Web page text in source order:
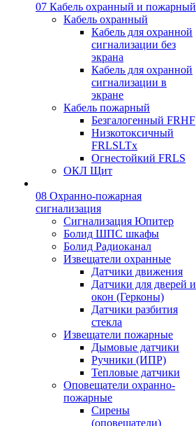
07 Кабель охранный и пожарный
Кабель охранный
Кабель для охранной
сигнализации без
экрана
Кабель для охранной
сигнализации в
экране
Кабель пожарный
Безгалогенный FRHF
Низкотоксичный
FRLSLTx
Огнестойкий FRLS
ОКЛ Щит
08 Охранно-пожарная
сигнализация
Сигнализация Юпитер
Болид ШПС шкафы
Болид Радиоканал
Извещатели охранные
Датчики движения
Датчики для дверей и
окон (Герконы)
Датчики разбития
стекла
Извещатели пожарные
Дымовые датчики
Ручники (ИПР)
Тепловые датчики
Оповещатели охранно-
пожарные
Сирены
(оповещатели)